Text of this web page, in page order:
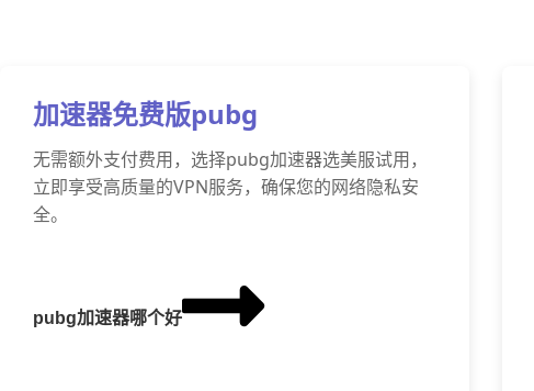
加速器免费版pubg
无需额外支付费用，选择pubg加速器选美服试用，
立即享受高质量的VPN服务，确保您的网络隐私安
全。
pubg加速器哪个好